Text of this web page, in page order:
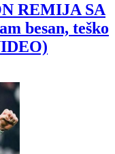
REMIJA SA
besan, teško